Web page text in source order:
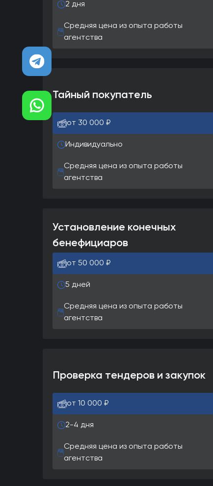
2 дня
Средняя цена из опыта работы
агентства
Тайный покупатель
от 30 000 ₽
Индивидуально
Средняя цена из опыта работы
агентства
Установление конечных
бенефициаров
от 50 000 ₽
5 дней
Средняя цена из опыта работы
агентства
Проверка тендеров и закупок
от 10 000 ₽
2-4 дня
Средняя цена из опыта работы
агентства